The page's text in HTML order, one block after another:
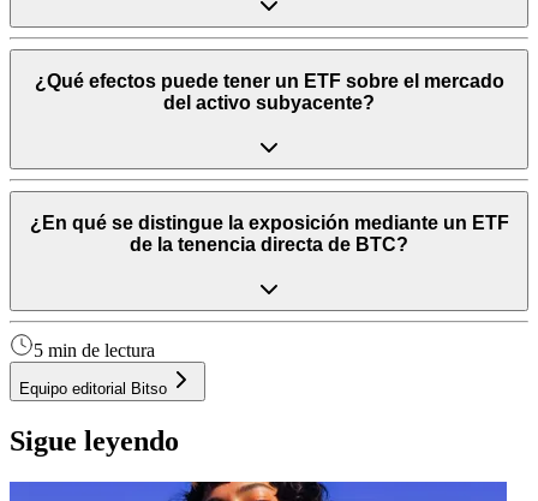
¿Qué efectos puede tener un ETF sobre el mercado
del activo subyacente?
¿En qué se distingue la exposición mediante un ETF
de la tenencia directa de BTC?
5 min de lectura
Equipo editorial Bitso
Sigue leyendo